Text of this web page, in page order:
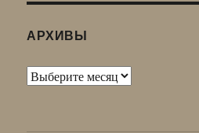
АРХИВЫ
Архивы